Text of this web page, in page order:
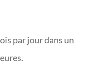
par jour dans un